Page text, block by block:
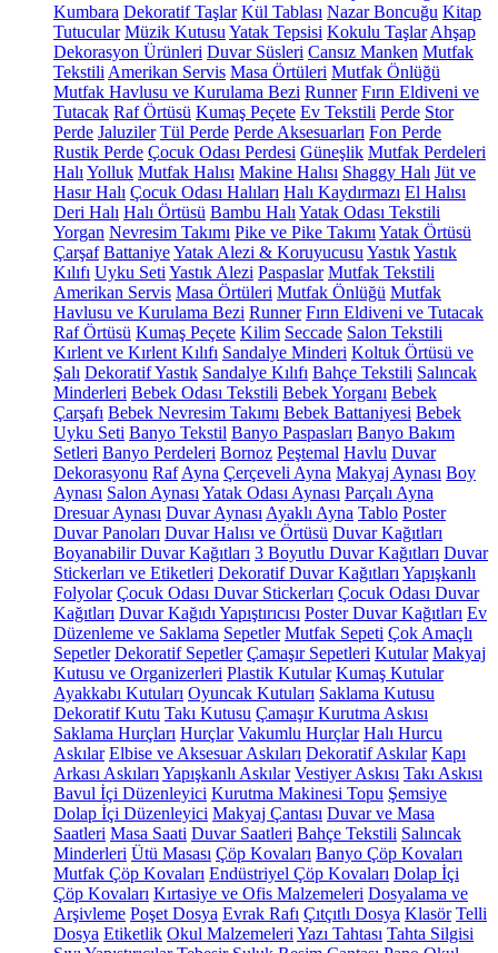
Kumbara Dekoratif Taşlar Kül Tablası Nazar Boncuğu Kitap
Tutucular Müzik Kutusu Yatak Tepsisi Kokulu Taşlar Ahşap
Dekorasyon Ürünleri Duvar Süsleri Cansız Manken Mutfak
Tekstili Amerikan Servis Masa Örtüleri Mutfak Önlüğü
Mutfak Havlusu ve Kurulama Bezi Runner Fırın Eldiveni ve
Tutacak Raf Örtüsü Kumaş Peçete Ev Tekstili Perde Stor
Perde Jaluziler Tül Perde Perde Aksesuarları Fon Perde
Rustik Perde Çocuk Odası Perdesi Güneşlik Mutfak Perdeleri
Halı Yolluk Mutfak Halısı Makine Halısı Shaggy Halı Jüt ve
Hasır Halı Çocuk Odası Halıları Halı Kaydırmazı El Halısı
Deri Halı Halı Örtüsü Bambu Halı Yatak Odası Tekstili
Yorgan Nevresim Takımı Pike ve Pike Takımı Yatak Örtüsü
Çarşaf BattaniyeYatak Alezi & Koruyucusu YastıkYastık
Kılıfı Uyku Seti Yastık Alezi Paspaslar Mutfak Tekstili
Amerikan Servis Masa Örtüleri Mutfak Önlüğü Mutfak
Havlusu ve Kurulama Bezi Runner Fırın Eldiveni ve Tutacak
Raf Örtüsü Kumaş Peçete Kilim Seccade Salon Tekstili
Kırlent ve Kırlent Kılıfı Sandalye Minderi Koltuk Örtüsü ve
Şalı Dekoratif Yastık Sandalye Kılıfı Bahçe Tekstili Salıncak
Minderleri Bebek Odası Tekstili Bebek Yorganı Bebek
Çarşafı Bebek Nevresim Takımı Bebek Battaniyesi Bebek
Uyku Seti Banyo Tekstil Banyo Paspasları Banyo Bakım
Setleri Banyo Perdeleri Bornoz Peştemal Havlu Duvar
Dekorasyonu Raf Ayna Çerçeveli Ayna Makyaj Aynası Boy
Aynası Salon Aynası Yatak Odası Aynası Parçalı Ayna
Dresuar Aynası Duvar Aynası Ayaklı Ayna Tablo Poster
Duvar Panoları Duvar Halısı ve Örtüsü Duvar Kağıtları
Boyanabilir Duvar Kağıtları 3 Boyutlu Duvar Kağıtları Duvar
Stickerları ve Etiketleri Dekoratif Duvar Kağıtları Yapışkanlı
Folyolar Çocuk Odası Duvar Stickerları Çocuk Odası Duvar
Kağıtları Duvar Kağıdı Yapıştırıcısı Poster Duvar Kağıtları Ev
Düzenleme ve Saklama Sepetler Mutfak Sepeti Çok Amaçlı
Sepetler Dekoratif Sepetler Çamaşır Sepetleri Kutular Makyaj
Kutusu ve Organizerleri Plastik Kutular Kumaş Kutular
Ayakkabı Kutuları Oyuncak Kutuları Saklama Kutusu
Dekoratif Kutu Takı Kutusu Çamaşır Kurutma Askısı
Saklama Hurçları Hurçlar Vakumlu Hurçlar Halı Hurcu
Askılar Elbise ve Aksesuar Askıları Dekoratif Askılar Kapı
Arkası Askıları Yapışkanlı Askılar Vestiyer Askısı Takı Askısı
Bavul İçi Düzenleyici Kurutma Makinesi Topu Şemsiye
Dolap İçi Düzenleyici Makyaj Çantası Duvar ve Masa
Saatleri Masa Saati Duvar Saatleri Bahçe Tekstili Salıncak
Minderleri Ütü Masası Çöp Kovaları Banyo Çöp Kovaları
Mutfak Çöp Kovaları Endüstriyel Çöp Kovaları Dolap İçi
Çöp Kovaları Kırtasiye ve Ofis Malzemeleri Dosyalama ve
Arşivleme Poşet Dosya Evrak Rafı Çıtçıtlı Dosya Klasör Telli
Dosya Etiketlik Okul Malzemeleri Yazı Tahtası Tahta Silgisi